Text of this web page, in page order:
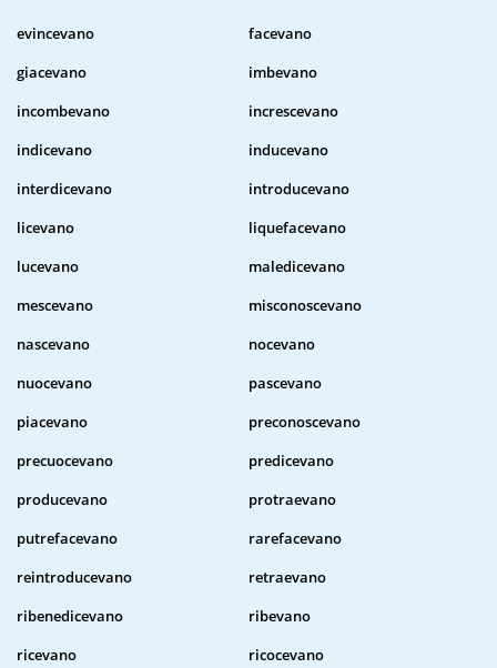
evincevano
facevano
giacevano
imbevano
incombevano
increscevano
indicevano
inducevano
interdicevano
introducevano
licevano
liquefacevano
lucevano
maledicevano
mescevano
misconoscevano
nascevano
nocevano
nuocevano
pascevano
piacevano
preconoscevano
precuocevano
predicevano
producevano
protraevano
putrefacevano
rarefacevano
reintroducevano
retraevano
ribenedicevano
ribevano
ricevano
ricocevano